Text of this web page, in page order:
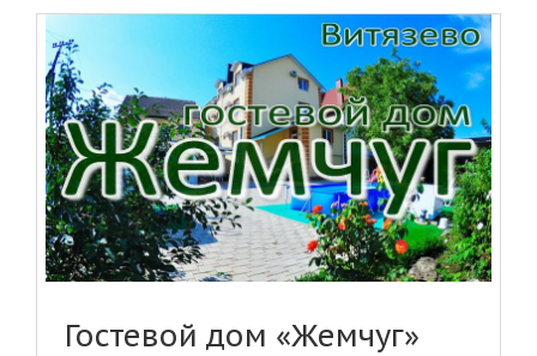
Гостевой дом «Жемчуг»